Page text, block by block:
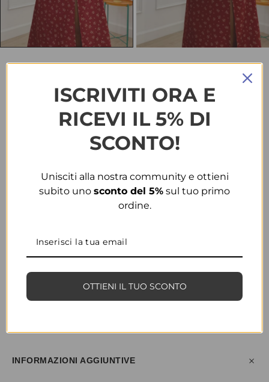
Borsa 2528 fango
AGGIUNGI ALLA WISHLIST
INFORMAZIONI AGGIUNTIVE
ISCRIVITI ORA E
RICEVI IL 5% DI
SCONTO!
Unisciti alla nostra community e ottieni
subito uno sconto del 5% sul tuo primo
ordine.
OTTIENI IL TUO SCONTO